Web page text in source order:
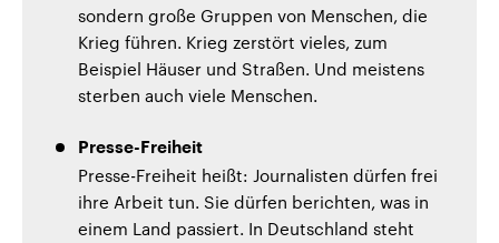
sondern große Gruppen von Menschen, die
Krieg führen. Krieg zerstört vieles, zum
Beispiel Häuser und Straßen. Und meistens
sterben auch viele Menschen.
Presse-Freiheit
Presse-Freiheit heißt: Journalisten dürfen frei
ihre Arbeit tun. Sie dürfen berichten, was in
einem Land passiert. In Deutschland steht